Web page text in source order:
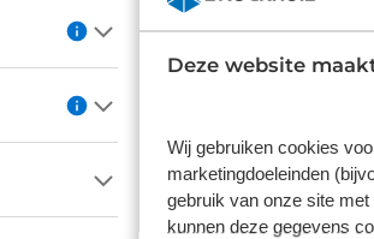
Deze website
Wij gebruiken cookies
marketingdoeleinden
gebruik van onze site
kunnen deze gegevens
carbon frame
de C:62 er als
Bekijk
dezelfde
Cube Nulane